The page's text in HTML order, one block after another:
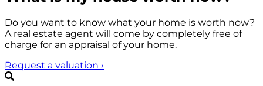
Do you want to know what your home is worth now?
A real estate agent will come by completely free of
charge for an appraisal of your home.
Request a valuation ›